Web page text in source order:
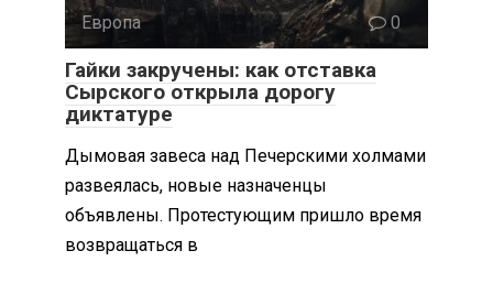
Европа 0
Гайки закручены: как отставка
Сырского открыла дорогу
диктатуре
Дымовая завеса над Печерскими холмами
развеялась, новые назначенцы
объявлены. Протестующим пришло время
возвращаться в